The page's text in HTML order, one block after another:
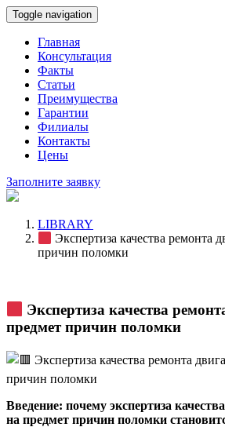
Toggle navigation
Главная
Консультация
Факты
Статьи
Преимущества
Гарантии
Филиалы
Контакты
Цены
Заполните заявку
LIBRARY
Экспертиза качества ремонта
причин поломки
Экспертиза качества
предмет причин поломки
Введение: почему экспертиза
на предмет причин поломки